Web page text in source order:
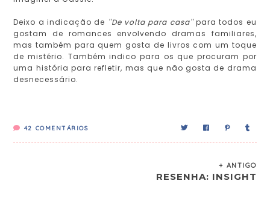
Deixo a indicação de ''De volta para casa''para todos eu
gostam de romances envolvendo dramas familiares,
mas também para quem gosta de livros com um toque
de mistério. Também indico para os que procuram por
uma história para refletir, mas que não gosta de drama
desnecessário.
42 COMENTÁRIOS
+ ANTIGO
RESENHA: INSIGHT